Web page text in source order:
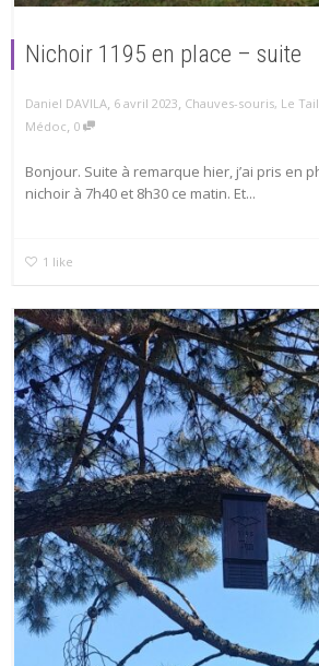
Nichoir 1195 en place – suite
Daniel DAVILA 6 avril 2023 Chauves-souris, Le
Médoc, 0
Bonjour. Suite à remarque hier, j’ai pris en
nichoir à 7h40 et 8h30 ce matin. Et...
1 like